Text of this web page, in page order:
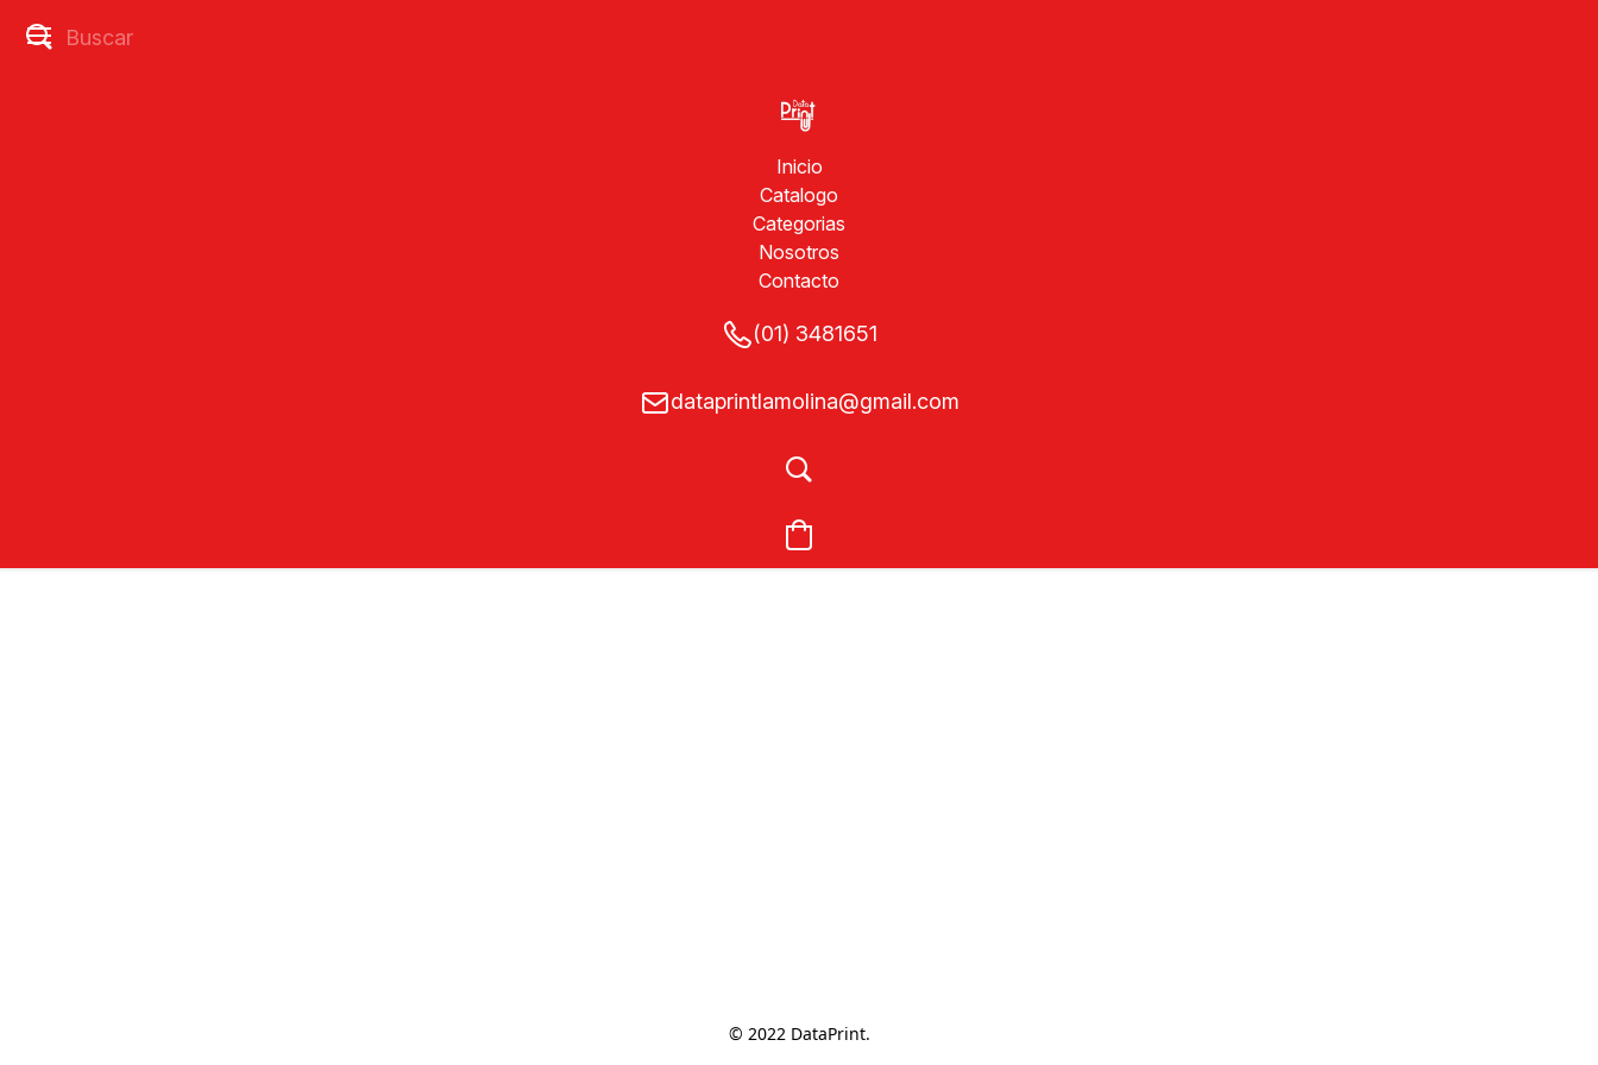
Inicio
Catalogo
Categorias
Nosotros
Contacto
(01) 3481651
dataprintlamolina@gmail.com
© 2022 DataPrint.